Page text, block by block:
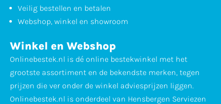
Veilig bestellen en betalen
Webshop, winkel en showroom
Winkel en Webshop
Onlinebestek.nl is dé online bestekwinkel met het
grootste assortiment en de bekendste merken, tegen
prijzen die ver onder de winkel adviesprijzen liggen.
Onlinebestek.nl is onderdeel van Hensbergen Serviezen